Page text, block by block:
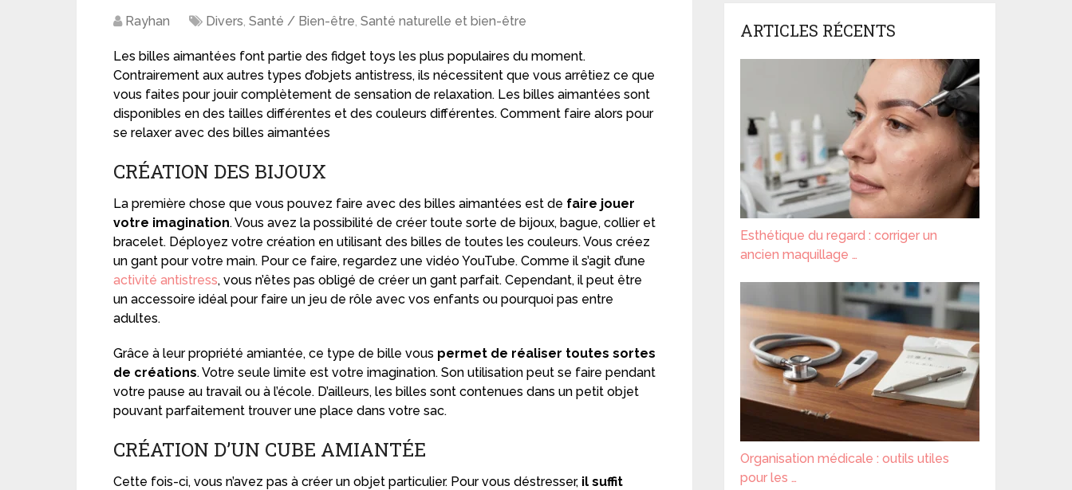
Rayhan Divers, Santé / Bien-être, Santé naturelle et bien-être
Les billes aimantées font partie des fidget toys les plus populaires du moment.
Contrairement aux autres types d’objets antistress, ils nécessitent que vous arrêtiez ce que
vous faites pour jouir complètement de sensation de relaxation. Les billes aimantées sont
disponibles en des tailles différentes et des couleurs différentes. Comment faire alors pour
se relaxer avec des billes aimantées
CRÉATION DES BIJOUX
La première chose que vous pouvez faire avec des billes aimantées est de faire jouer
votre imagination. Vous avez la possibilité de créer toute sorte de bijoux, bague, collier et
bracelet. Déployez votre création en utilisant des billes de toutes les couleurs. Vous créez
un gant pour votre main. Pour ce faire, regardez une vidéo YouTube. Comme il s’agit d’une
activité antistress, vous n’êtes pas obligé de créer un gant parfait. Cependant, il peut être
un accessoire idéal pour faire un jeu de rôle avec vos enfants ou pourquoi pas entre
adultes.
Grâce à leur propriété amiantée, ce type de bille vous permet de réaliser toutes sortes
de créations. Votre seule limite est votre imagination. Son utilisation peut se faire pendant
votre pause au travail ou à l’école. D’ailleurs, les billes sont contenues dans un petit objet
pouvant parfaitement trouver une place dans votre sac.
CRÉATION D’UN CUBE AMIANTÉE
Cette fois-ci, vous n’avez pas à créer un objet particulier. Pour vous déstresser, il suffit
ARTICLES RÉCENTS
Esthétique du regard : corriger un
ancien maquillage …
Organisation médicale : outils utiles
pour les …